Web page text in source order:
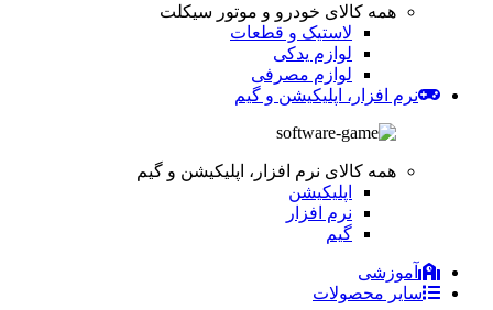
همه کالای خودرو و موتور سیکلت
لاستیک و قطعات
لوازم یدکی
لوازم مصرفی
نرم افزار، اپلیکیشن و گیم
همه کالای نرم افزار، اپلیکیشن و گیم
اپلیکیشن
نرم افزار
گیم
آموزشی
سایر محصولات